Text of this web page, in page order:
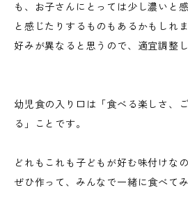
も、お子さんにとっては少し濃いと
と感じたりするものもあるかもしれ
好みが異なると思うので、適宜調整
幼児食の入り口は「食べる楽しさ、
る」ことです。
どれもこれも子どもが好む味付けな
ぜひ作って、みんなで一緒に食べて